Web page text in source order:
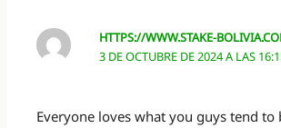
HTTPS://WWW.STAKE-
3 DE OCTUBRE DE 2024 A LAS
Everyone loves what you guys tend to